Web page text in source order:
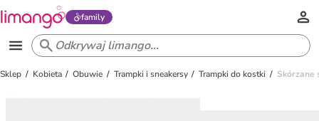
family
Sklep Kobieta Obuwie Trampki i sneakersy Trampki do kostki Skórzane